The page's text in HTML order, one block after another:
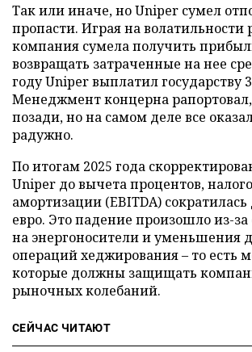
Так или иначе, но Uniper сумел
пропасти. Играя на волатильности
компания сумела получить
возвращать затраченные на нее
году Uniper выплатил государству
Менеджмент концерна
позади, но на самом деле все
радужно.
По итогам 2025 года
Uniper до вычета процентов,
амортизации (EBITDA)
евро. Это падение произошло из-
на энергоносители и уменьшения
операций хеджирования – то есть
которые должны защищать
рыночных колебаний.
СЕЙЧАС ЧИТАЮТ